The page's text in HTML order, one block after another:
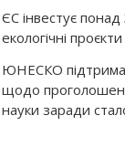
ЄС інвестує
екологічні проєкти
ЮНЕСКО
щодо
науки заради